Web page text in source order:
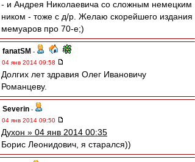
- и Андрея Николаевича со сложным немецким
ником - тоже с д/р. Желаю скорейшего издания
мемуаров про 70-е;)
fanatSM -
04 янв 2014 09:58
Долгих лет здравия Олег Ивановичу
Романцеву.
Severin -
04 янв 2014 09:50
Духон » 04 янв 2014 00:35
Борис Леонидович, я старался))